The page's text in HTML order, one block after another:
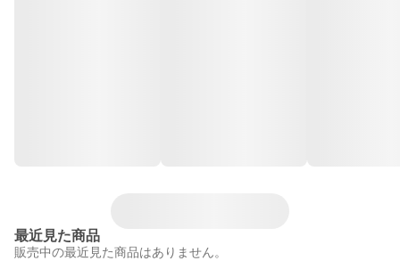
最近見た商品
販売中の最近見た商品はありません。